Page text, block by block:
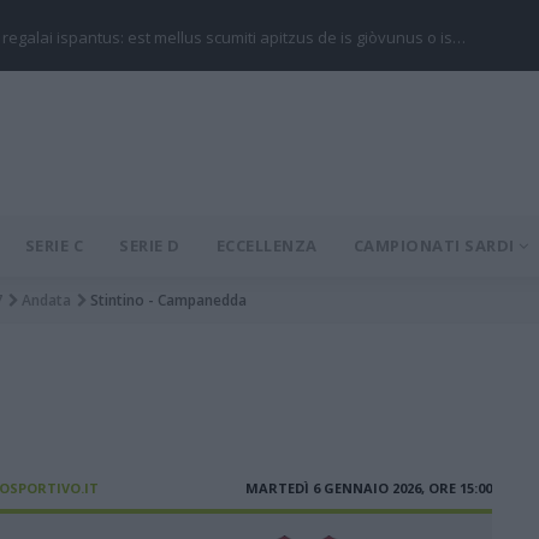
regalai ispantus: est mellus scumiti apitzus de is giòvunus o is…
SERIE C SERIE D ECCELLENZA CAMPIONATI SARDI
Andata Stintino - Campanedda
MARTEDÌ 6 GENNAIO 2026, ORE 15:00